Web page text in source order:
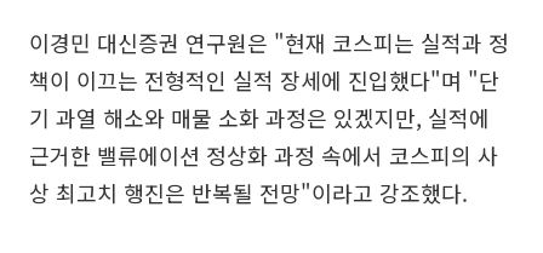
이경민 대신증권 연구원은 "현재 코스피는 실적과 정
책이 이끄는 전형적인 실적 장세에 진입했다"며 "단
기 과열 해소와 매물 소화 과정은 있겠지만, 실적에
근거한 밸류에이션 정상화 과정 속에서 코스피의 사
상 최고치 행진은 반복될 전망"이라고 강조했다.